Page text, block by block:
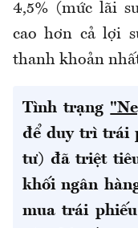
4,5% (mức lãi
cao hơn cả lợi
thanh khoản
Tình trạng
để duy trì trái
tư) đã triệt
khối ngân
mua trái